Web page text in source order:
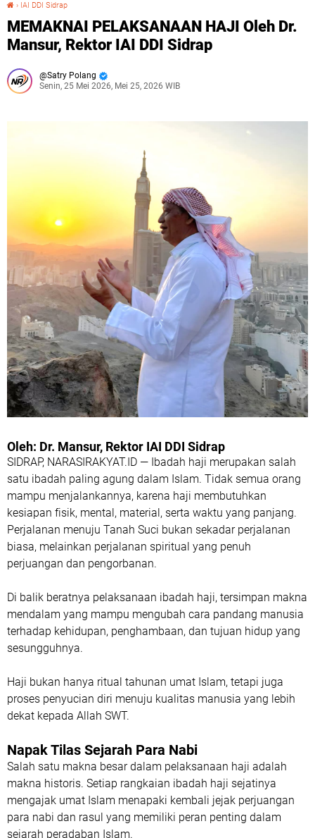
› IAI DDI Sidrap
MEMAKNAI PELAKSANAAN HAJI Oleh Dr.
Mansur, Rektor IAI DDI Sidrap
Satry Polang
Senin, 25 Mei 2026, Mei 25, 2026 WIB
Oleh: Dr. Mansur, Rektor IAI DDI Sidrap
SIDRAP, NARASIRAKYAT.ID — Ibadah haji merupakan salah
satu ibadah paling agung dalam Islam. Tidak semua orang
mampu menjalankannya, karena haji membutuhkan
kesiapan fisik, mental, material, serta waktu yang panjang.
Perjalanan menuju Tanah Suci bukan sekadar perjalanan
biasa, melainkan perjalanan spiritual yang penuh
perjuangan dan pengorbanan.
Di balik beratnya pelaksanaan ibadah haji, tersimpan makna
mendalam yang mampu mengubah cara pandang manusia
terhadap kehidupan, penghambaan, dan tujuan hidup yang
sesungguhnya.
Haji bukan hanya ritual tahunan umat Islam, tetapi juga
proses penyucian diri menuju kualitas manusia yang lebih
dekat kepada Allah SWT.
Napak Tilas Sejarah Para Nabi
Salah satu makna besar dalam pelaksanaan haji adalah
makna historis. Setiap rangkaian ibadah haji sejatinya
mengajak umat Islam menapaki kembali jejak perjuangan
para nabi dan rasul yang memiliki peran penting dalam
sejarah peradaban Islam.